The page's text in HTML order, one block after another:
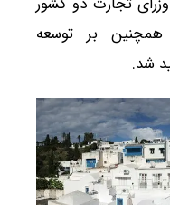
همچنین بر توسعه
شد.